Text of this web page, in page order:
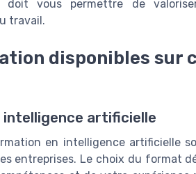
doit vous permettre de
travail.
disponibles sur
artificielle
en intelligence artificielle
entreprises. Le choix du format